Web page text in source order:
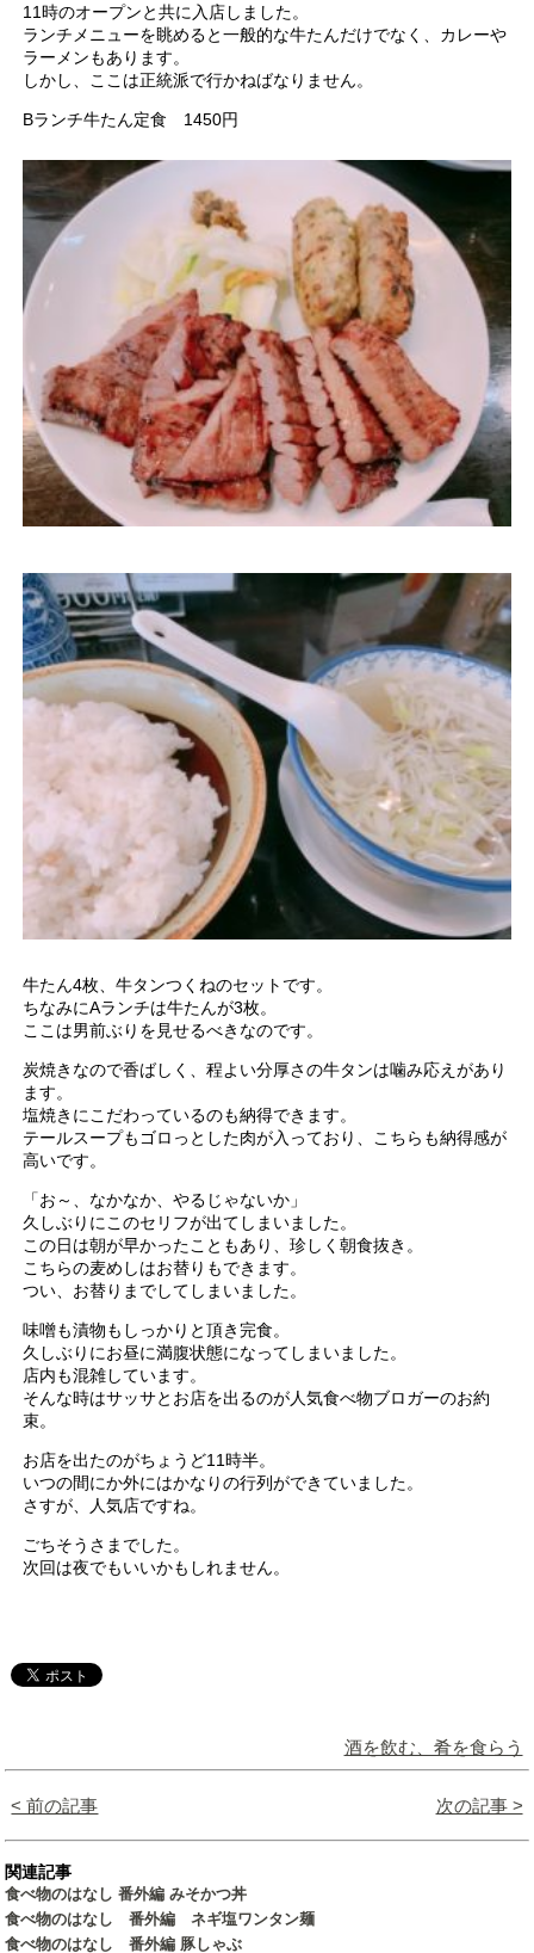
11時のオープンと共に入店しました。
ランチメニューを眺めると一般的な牛たんだけでなく、カレーや
ラーメンもあります。
しかし、ここは正統派で行かねばなりません。
Bランチ牛たん定食 1450円
牛たん4枚、牛タンつくねのセットです。
ちなみにAランチは牛たんが3枚。
ここは男前ぶりを見せるべきなのです。
炭焼きなので香ばしく、程よい分厚さの牛タンは噛み応えがあり
ます。
塩焼きにこだわっているのも納得できます。
テールスープもゴロっとした肉が入っており、こちらも納得感が
高いです。
「お～、なかなか、やるじゃないか」
久しぶりにこのセリフが出てしまいました。
この日は朝が早かったこともあり、珍しく朝食抜き。
こちらの麦めしはお替りもできます。
つい、お替りまでしてしまいました。
味噌も漬物もしっかりと頂き完食。
久しぶりにお昼に満腹状態になってしまいました。
店内も混雑しています。
そんな時はサッサとお店を出るのが人気食べ物ブロガーのお約
束。
お店を出たのがちょうど11時半。
いつの間にか外にはかなりの行列ができていました。
さすが、人気店ですね。
ごちそうさまでした。
次回は夜でもいいかもしれません。
酒を飲む、肴を食らう
< 前の記事 次の記事 >
関連記事
食べ物のはなし 番外編 みそかつ丼
食べ物のはなし 番外編 ネギ塩ワンタン麺
食べ物のはなし 番外編 豚しゃぶ